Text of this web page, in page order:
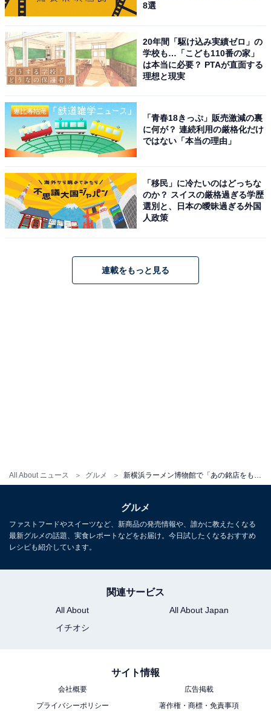
All About ニュース グルメ
開業にあたり、一番の難題は出店店舗の誘致だったとい
います。フードアミューズメントパークという業態が存
在しなかったこと、当時の新横浜は現在ほど人流が多く
なかったこと、「博物館」という形態にこだわったため
入場料がかかること、などの理由から、誘致交渉は困難
ラー博は「これまでご出店いただいた50店舗の全ての店
主の決断に、心より感謝しております。新横浜ラーメン
博物館はラーメン店の皆さまのご決断、ご協力があっ
て、現在まで続けられてきたと思っております。その中
でも、創業8店舗の店主の方々は、先例のない未知の事
業にも関わらず出店をご決断いただき、新横浜ラーメン
トしなかったという想いから、『あの銘店をもう一度“94
年組”』を新たに設けスタートします」とコメントしてい
創業メンバーが3カ月ごとにリレー形式で出店
8選
20年間「駆け込み実績ゼロ」の
学校も…「こども110番の家」
は本当に必要？ PTAが直面する
理想と現実
「青春18きっぷ」販売激減の裏
に何が？ 連続利用の厳格化だけ
ではない「本当の理由」
「移民」に冷たいのはどっちな
のか？ スイスの厳格過ぎる学歴
選別と、日本の曖昧過ぎる外国
人政策
連載をもっと見る
グルメ
ファストフードやスイーツなど、新商品の発売情報や、誰かに教えたくなる
最新グルメの話題、実食レポートなどをお届け。今日試したくなるおすすめ
レシピも紹介しています。
関連サービス
All About
All About Japan
イチオシ
サイト情報
会社概要
広告掲載
プライバシーポリシー
著作権・商標・免責事項